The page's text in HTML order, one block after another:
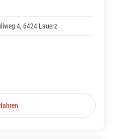
4, 6424 Lauerz